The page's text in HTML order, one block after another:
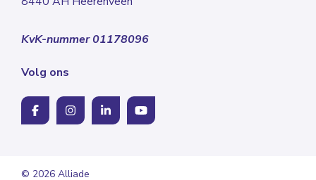
KvK-nummer 01178096
Volg ons
© 2026 Alliade